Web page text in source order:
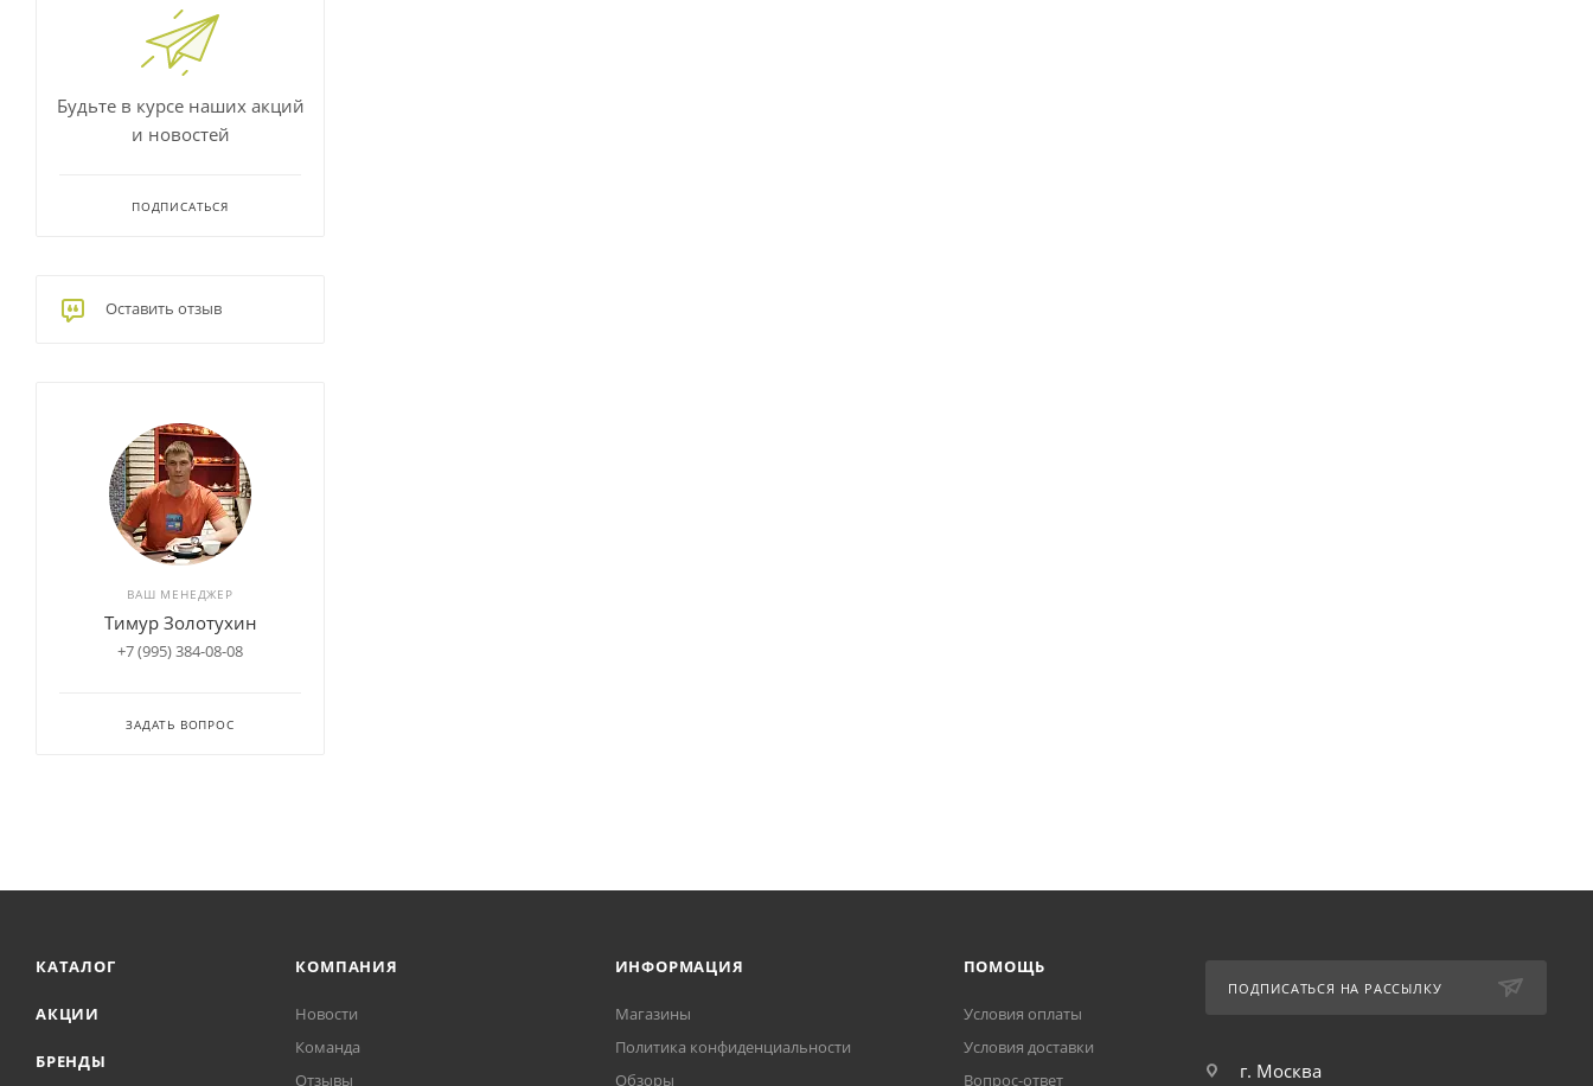
Будьте в курсе наших акций
и новостей
ПОДПИСАТЬСЯ
Оставить отзыв
ВАШ МЕНЕДЖЕР
Тимур Золотухин
+7 (995) 384-08-08
ЗАДАТЬ ВОПРОС
КАТАЛОГ
АКЦИИ
БРЕНДЫ
КОМПАНИЯ
Новости
Команда
Отзывы
ИНФОРМАЦИЯ
Магазины
Политика конфиденциальности
Обзоры
ПОМОЩЬ
Условия оплаты
Условия доставки
Вопрос-ответ
ПОДПИСАТЬСЯ НА РАССЫЛКУ
г. Москва